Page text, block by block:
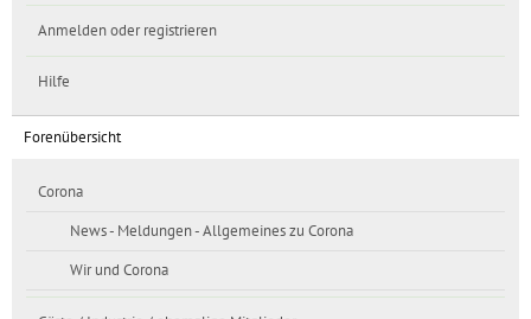
Anmelden oder registrieren
Hilfe
Forenübersicht
Corona
News - Meldungen - Allgemeines zu Corona
Wir und Corona